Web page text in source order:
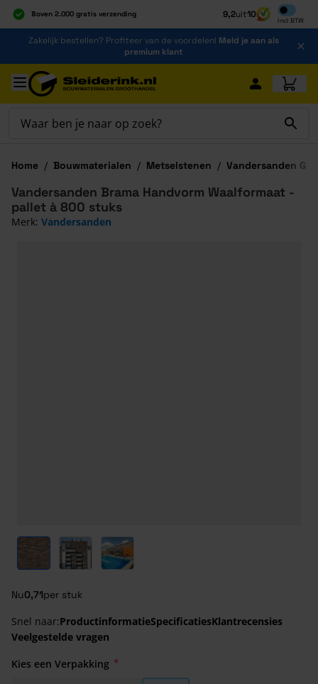
Boven 2.000 gratis verzending
Al 40 jaar dé specialist
Alles onder één dak
9,2uit10
Incl BTW
Inclusief
Ga naar de inhoud
Zakelijk bestellen? Profiteer van de voordelen! Meld je aan als
premium klant
Ga naar hoofdinhoud
Home / Bouwmaterialen / Metselstenen / Vandersanden
View larger image
View larger imageView larger image
Nu0,71per stuk
Vandersanden Brama Handvorm Waalformaat -
pallet à 800 stuks
Merk: Vandersanden
Snel naar:ProductinformatieSpecificatiesKlantrecensies
Veelgestelde vragen
Kies een Verpakking